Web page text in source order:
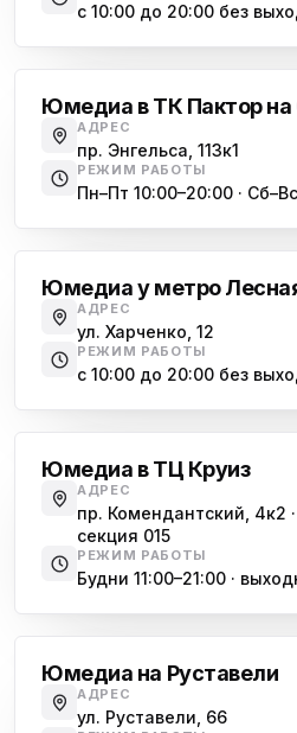
с 10:00 до 20:00 без
Юмедиа в ТК Пактор на
АДРЕС
пр. Энгельса, 113к1
РЕЖИМ РАБОТЫ
Пн–Пт 10:00–20:00 ·
Юмедиа у метро
АДРЕС
ул. Харченко, 12
РЕЖИМ РАБОТЫ
с 10:00 до 20:00 без
Юмедиа в ТЦ Круиз
АДРЕС
пр. Комендантский, 4к2
секция 015
РЕЖИМ РАБОТЫ
Будни 11:00–21:00 ·
Юмедиа на Руставели
АДРЕС
ул. Руставели, 66